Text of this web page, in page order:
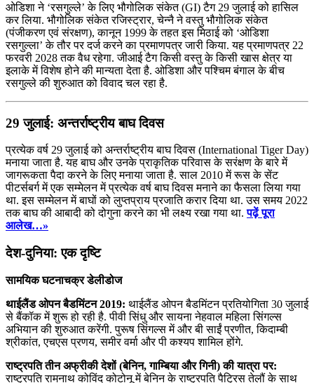
ओडिशा ने ‘रसगुल्ले’ के लिए भौगोलिक संकेत (GI) टैग 29 जुलाई को हासिल
कर लिया. भौगोलिक संकेत रजिस्ट्रार, चेन्नै ने वस्तु भौगोलिक संकेत
(पंजीकरण एवं संरक्षण), कानून 1999 के तहत इस मिठाई को ‘ओडिशा
रसगुल्ला’ के तौर पर दर्ज करने का प्रमाणपत्र जारी किया. यह प्रमाणपत्र 22
फरवरी 2028 तक वैध रहेगा. जीआई टैग किसी वस्तु के किसी खास क्षेत्र या
इलाके में विशेष होने की मान्यता देता है. ओडिशा और पश्चिम बंगाल के बीच
रसगुल्ले की शुरुआत को विवाद चल रहा है.
29 जुलाई: अन्तर्राष्ट्रीय बाघ दिवस
प्रत्येक वर्ष 29 जुलाई को अन्तर्राष्ट्रीय बाघ दिवस (International Tiger Day)
मनाया जाता है. यह बाघ और उनके प्राकृतिक परिवास के सरंक्षण के बारे में
जागरूकता पैदा करने के लिए मनाया जाता है. साल 2010 में रूस के सेंट
पीटर्सबर्ग में एक सम्मेलन में प्रत्येक वर्ष बाघ दिवस मनाने का फैसला लिया गया
था. इस सम्मेलन में बाघों को लुप्तप्राय प्रजाति करार दिया था. उस समय 2022
तक बाघ की आबादी को दोगुना करने का भी लक्ष्य रखा गया था.पढ़ें पूरा
आलेख…»
देश-दुनिया: एक दृष्टि
सामयिक घटनाचक्र डेलीडोज
थाईलैंड ओपन बैडमिंटन 2019: थाईलैंड ओपन बैडमिंटन प्रतियोगिता 30 जुलाई
से बैंकॉक में शुरू हो रही है. पीवी सिंधु और सायना नेहवाल महिला सिंगल्स
अभियान की शुरुआत करेंगी. पुरूष सिंगल्स में और बी साईं प्रणीत, किदाम्बी
श्रीकांत, एचएस प्रणय, समीर वर्मा और पी कश्यप शामिल होंगे.
राष्ट्रपति तीन अफ्रीकी देशों (बेनिन, गाम्बिया और गिनी) की यात्रा पर:
राष्‍ट्रपति रामनाथ कोविंद कोटोनू में बेनिन के राष्‍ट्रपति पैट्रिस तेलौं के साथ